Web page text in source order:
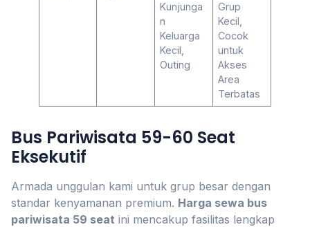
Kunjunga
n
Keluarga
Kecil,
Outing
Grup
Kecil,
Cocok
untuk
Akses
Area
Terbatas
Bus Pariwisata 59-60 Seat
Eksekutif
Armada unggulan kami untuk grup besar dengan
standar kenyamanan premium. Harga sewa bus
pariwisata 59 seat ini mencakup fasilitas lengkap